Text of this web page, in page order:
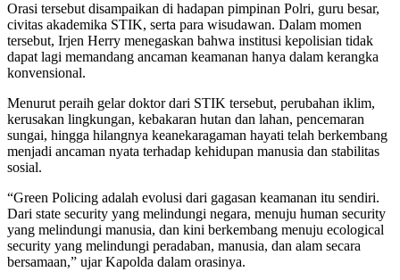
Orasi tersebut disampaikan di hadapan pimpinan Polri, guru besar,
civitas akademika STIK, serta para wisudawan. Dalam momen
tersebut, Irjen Herry menegaskan bahwa institusi kepolisian tidak
dapat lagi memandang ancaman keamanan hanya dalam kerangka
konvensional.
Menurut peraih gelar doktor dari STIK tersebut, perubahan iklim,
kerusakan lingkungan, kebakaran hutan dan lahan, pencemaran
sungai, hingga hilangnya keanekaragaman hayati telah berkembang
menjadi ancaman nyata terhadap kehidupan manusia dan stabilitas
sosial.
“Green Policing adalah evolusi dari gagasan keamanan itu sendiri.
Dari state security yang melindungi negara, menuju human security
yang melindungi manusia, dan kini berkembang menuju ecological
security yang melindungi peradaban, manusia, dan alam secara
bersamaan,” ujar Kapolda dalam orasinya.